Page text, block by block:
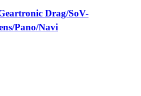
Drag/SoV-
Pano/Navi